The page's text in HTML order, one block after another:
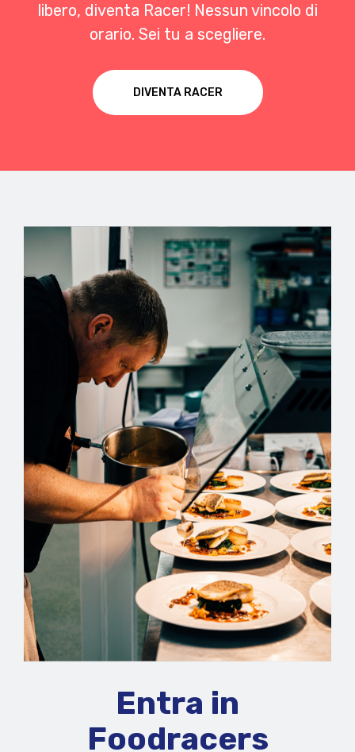
libero, diventa Racer! Nessun vincolo di
orario. Sei tu a scegliere.
DIVENTA RACER
Entra in
Foodracers